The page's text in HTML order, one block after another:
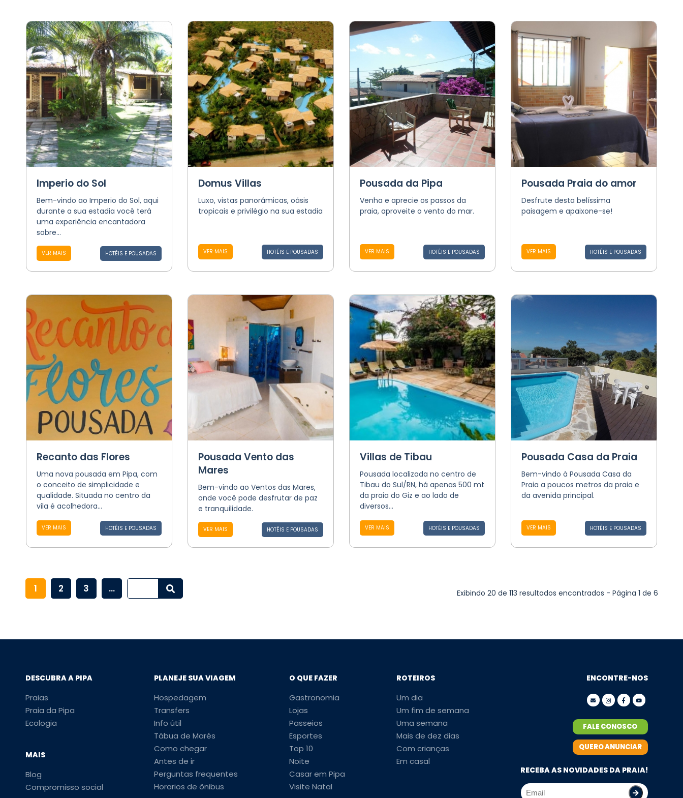
Imperio do Sol
Bem-vindo ao Imperio do Sol, aqui
durante a sua estadia você terá
uma experiência encantadora
sobre...
VER MAIS HOTÉIS E POUSADAS
Domus Villas
Luxo, vistas panorâmicas, oásis
tropicais e privilégio na sua estadia
VER MAIS HOTÉIS E POUSADAS
Pousada da Pipa
Venha e aprecie os passos da
praia, aproveite o vento do mar.
VER MAIS HOTÉIS E POUSADAS
Pousada Praia do amor
​Desfrute desta belíssima
paisagem e apaixone-se!
VER MAIS HOTÉIS E POUSADAS
Recanto das Flores
Uma nova pousada em Pipa, com
o conceito de simplicidade e
qualidade. Situada no centro da
vila é acolhedora...
VER MAIS HOTÉIS E POUSADAS
Pousada Vento das
Mares
Bem-vindo ao Ventos das Mares,
onde você pode desfrutar de paz
e tranquilidade.
VER MAIS HOTÉIS E POUSADAS
Villas de Tibau
Pousada localizada no centro de
Tibau do Sul/RN, há apenas 500 mt
da praia do Giz e ao lado de
diversos...
VER MAIS HOTÉIS E POUSADAS
Pousada Casa da Praia
Bem-vindo à Pousada Casa da
Praia a poucos metros da praia e
da avenida principal.
VER MAIS HOTÉIS E POUSADAS
1 2 3 ... Exibindo 20 de 113 resultados encontrados - Página 1 de 6
DESCUBRA A PIPA
Praias
Praia da Pipa
Ecologia
MAIS
Blog
Compromisso social
PLANEJE SUA VIAGEM
Hospedagem
Transfers
Info útil
Tábua de Marés
Como chegar
Antes de ir
Perguntas frequentes
Horarios de ônibus
O QUE FAZER
Gastronomia
Lojas
Passeios
Esportes
Top 10
Noite
Casar em Pipa
Visite Natal
ROTEIROS
Um dia
Um fim de semana
Uma semana
Mais de dez dias
Com crianças
Em casal
ENCONTRE-NOS
FALE CONOSCO
QUERO ANUNCIAR
RECEBA AS NOVIDADES DA PRAIA!